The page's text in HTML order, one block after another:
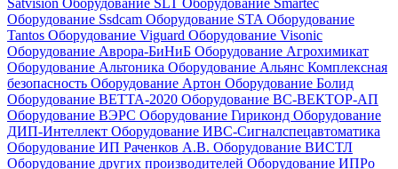
Оборудование Ssdcam Оборудование STA Оборудование
Tantos Оборудование Viguard Оборудование Visonic
Оборудование Аврора-БиНиБ Оборудование Агрохимикат
Оборудование Альтоника Оборудование Альянс Комплексная
безопасность Оборудование Артон Оборудование Болид
Оборудование ВЕТТА-2020 Оборудование ВС-ВЕКТОР-АП
Оборудование ВЭРС Оборудование Гириконд Оборудование
ДИП-Интеллект Оборудование ИВС-Сигналспецавтоматика
Оборудование ИП Раченков А.В. Оборудование ВИСТЛ
Оборудование других производителей Оборудование ИПРо